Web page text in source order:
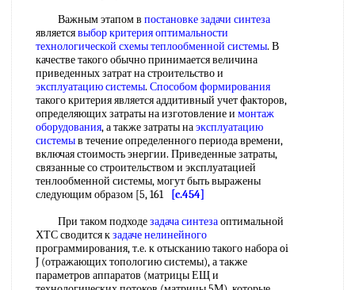
Важным этапом в постановке задачи синтеза
являетсявыбор критерия оптимальности
технологической схемытеплообменной системы. В
качестве такого обычно принимается величина
приведенных затрат на строительство и
эксплуатацию системы. Способом формирования
такого критерия является аддитивный учет факторов,
определяющих затраты на изготовление и монтаж
оборудования, а также затраты наэксплуатацию
системыв течение определенного периода времени,
включая стоимость энергии. Приведенные затраты,
связанные со строительством и эксплуатацией
тенлообменной системы, могут быть выражены
следующим образом [5, 161
[c.454]
При таком подходезадача синтезаоптимальной
ХТС сводится кзадаче нелинейного
программирования, т.е. к отысканию такого набора oi
J (отражающих топологию системы), а также
параметров аппаратов (матрицы ЕЩ и